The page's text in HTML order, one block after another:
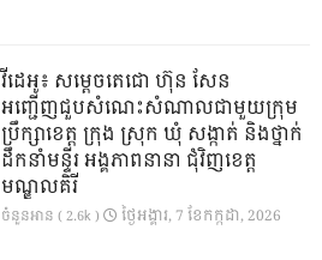
វីដេអូ៖ សម្តេចតេជោ ហ៊ុន សែន
អញ្ជើញជួបសំណេះសំណាលជាមួយក្រុម
ប្រឹក្សាខេត្ត ក្រុង ស្រុក ឃុំ សង្កាត់ និងថ្នាក់
ដឹកនាំមន្ទីរ អង្គភាពនានា ជុំវិញខេត្ត
មណ្ឌលគិរី
ចំនួនអាន ( 2.6k ) ថ្ងៃ​អង្គារ, 7 ខែ​កក្កដា, 2026